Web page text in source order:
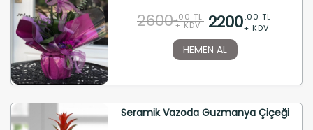
2600 ,00 TL
+ KDV 2200,00 TL
+ KDV
HEMEN AL
Seramik Vazoda Guzmanya Çiçeği